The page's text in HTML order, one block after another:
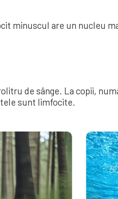
minuscul are un nucleu
de sânge. La copii,
sunt limfocite.